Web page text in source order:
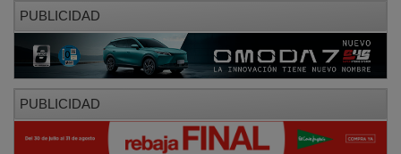
PUBLICIDAD
PUBLICIDAD